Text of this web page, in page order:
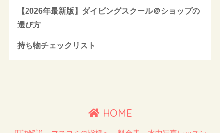
【2026年最新版】ダイビングスクール＠ショップの
選び方
持ち物チェックリスト
HOME